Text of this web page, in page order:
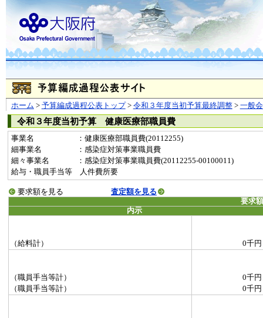
ホーム > 予算編成過程公表トップ> 令和３年度当初予算最終調整> 一般
令和３年度当初予算 健康医療部職員費
事業名
：健康医療部職員費(20112255)
細事業名
：感染症対策事業職員費
細々事業名
：感染症対策事業職員費(20112255-00100011)
給与・職員手当等 人件費所要
要求額を見る
査定額を見る
要求
内示
（給料計） 0千円
（職員手当等計）
0千円
（職員手当等計）
0千円